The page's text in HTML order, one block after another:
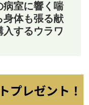
病室に響く喘
身体も張る献
するウラワ